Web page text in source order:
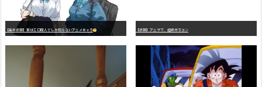
【高市悲報】実はエロ同人でしか知らないアニメキャラ 【悲報】アニサマ、超絶ガラコン